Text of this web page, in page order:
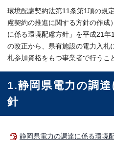
環境配慮契約法第11条第1項の規
慮契約の推進に関する方針の作成
に係る環境配慮方針」を平成21
の改正から、県有施設の電力入札
札参加資格をもつ事業者で行うこ
1.静岡県電力の調
針
静岡県電力の調達に係る環境